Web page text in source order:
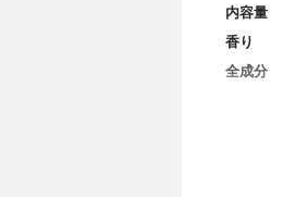
内容量
香り
全成分